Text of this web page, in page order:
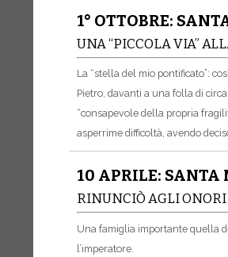
1° OTTOBRE:
UNA “PICCOLA VIA”
La “stella del mio pontificato”:
Pietro, davanti a una folla di
“consapevole della propria
asperrime difficoltà, avendo
10 APRILE: SANTA
RINUNCIÒ AGLI
Una famiglia importante quella
l’imperatore.